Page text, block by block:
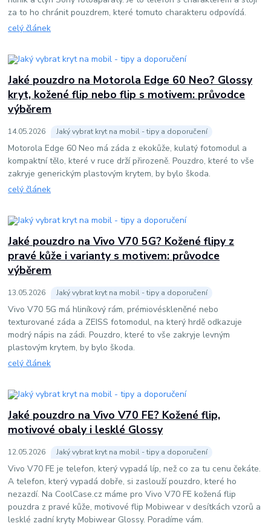
za to ho chránit pouzdrem, které tomuto charakteru odpovídá.
celý článek
Jaké pouzdro na Motorola Edge 60 Neo? Glossy
kryt, kožené flip nebo flip s motivem: průvodce
výběrem
14.05.2026 Jaký vybrat kryt na mobil - tipy a doporučení
Motorola Edge 60 Neo má záda z ekokůže, kulatý fotomodul a
kompaktní tělo, které v ruce drží přirozeně. Pouzdro, které to vše
zakryje generickým plastovým krytem, by bylo škoda.
celý článek
Jaké pouzdro na Vivo V70 5G? Kožené flipy z
pravé kůže i varianty s motivem: průvodce
výběrem
13.05.2026 Jaký vybrat kryt na mobil - tipy a doporučení
Vivo V70 5G má hliníkový rám, prémiovéskleněné nebo
texturované záda a ZEISS fotomodul, na který hrdě odkazuje
modrý nápis na zádi. Pouzdro, které to vše zakryje levným
plastovým krytem, by bylo škoda.
celý článek
Jaké pouzdro na Vivo V70 FE? Kožené flip,
motivové obaly i lesklé Glossy
12.05.2026 Jaký vybrat kryt na mobil - tipy a doporučení
Vivo V70 FE je telefon, který vypadá líp, než co za tu cenu čekáte.
A telefon, který vypadá dobře, si zaslouží pouzdro, které ho
nezazdí. Na CoolCase.cz máme pro Vivo V70 FE kožená flip
pouzdra z pravé kůže, motivové flip Mobiwear v desítkách vzorů a
lesklé zadní kryty Mobiwear Glossy. Poradíme vám.